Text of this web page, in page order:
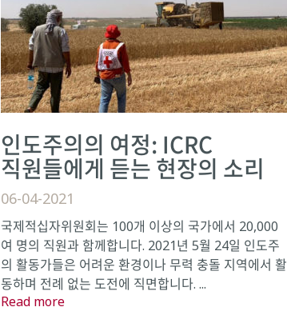
인도주의의 여정: ICRC
직원들에게 듣는 현장의 소리
06-04-2021
국제적십자위원회는 100개 이상의 국가에서 20,000
여 명의 직원과 함께합니다. 2021년 5월 24일 인도주
의 활동가들은 어려운 환경이나 무력 충돌 지역에서 활
동하며 전례 없는 도전에 직면합니다. ...
Read more